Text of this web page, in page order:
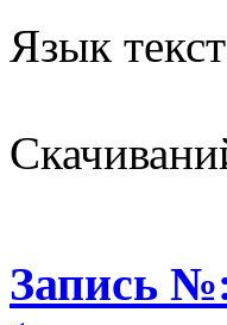
Язык
Запись